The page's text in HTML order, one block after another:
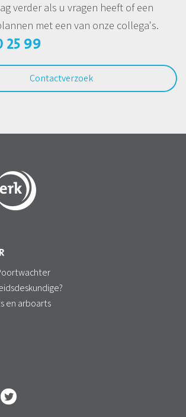
verder als u vragen heeft of een
met een van onze collega's.
25 99
Contactverzoek
en arboarts